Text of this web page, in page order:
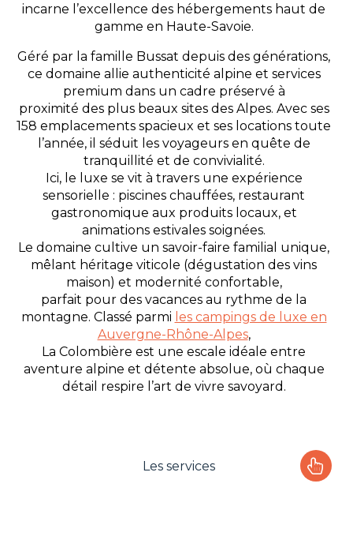
incarne l’excellence des hébergements haut de
gamme en Haute-Savoie.
Géré par la famille Bussat depuis des générations,
ce domaine allie authenticité alpine et services
premium dans un cadre préservé à
proximité des plus beaux sites des Alpes. Avec ses
158 emplacements spacieux et ses locations toute
l’année, il séduit les voyageurs en quête de
tranquillité et de convivialité.
Ici, le luxe se vit à travers une expérience
sensorielle : piscines chauffées, restaurant
gastronomique aux produits locaux, et
animations estivales soignées.
Le domaine cultive un savoir-faire familial unique,
mêlant héritage viticole (dégustation des vins
maison) et modernité confortable,
parfait pour des vacances au rythme de la
montagne. Classé parmi les campings de luxe en
Auvergne-Rhône-Alpes,
La Colombière est une escale idéale entre
aventure alpine et détente absolue, où chaque
détail respire l’art de vivre savoyard.
Les services